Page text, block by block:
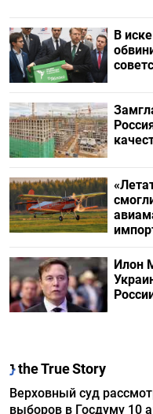
В
Илон